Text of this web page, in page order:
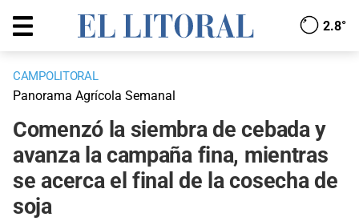
2.8°
CAMPOLITORAL
Panorama Agrícola Semanal
Comenzó la siembra de cebada y
avanza la campaña fina, mientras
se acerca el final de la cosecha de
soja